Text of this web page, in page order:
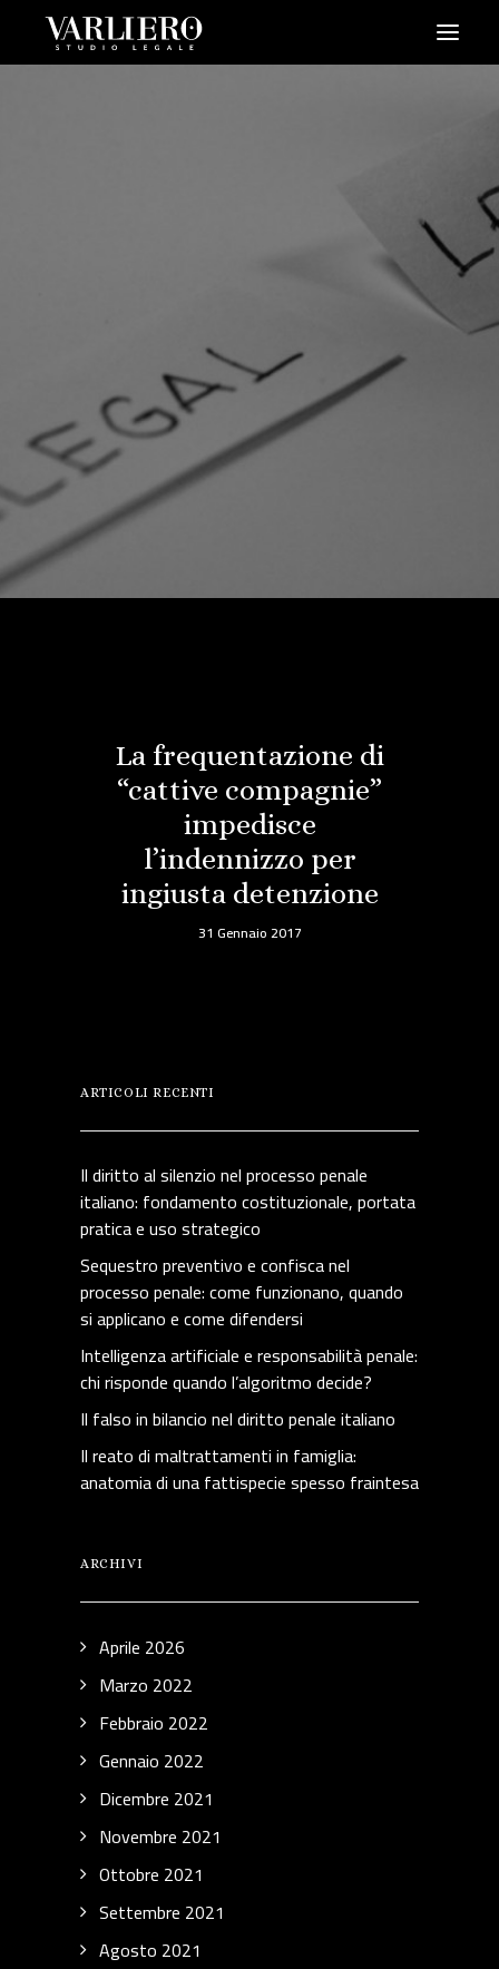
PRENDI UN APPUNTAMENTO
La frequentazione di
“cattive compagnie”
impedisce
l’indennizzo per
ingiusta detenzione
31 Gennaio 2017
ARTICOLI RECENTI
Il diritto al silenzio nel processo penale
italiano: fondamento costituzionale, portata
pratica e uso strategico
Sequestro preventivo e confisca nel
processo penale: come funzionano, quando
si applicano e come difendersi
Intelligenza artificiale e responsabilità penale:
chi risponde quando l’algoritmo decide?
Il falso in bilancio nel diritto penale italiano
Il reato di maltrattamenti in famiglia:
anatomia di una fattispecie spesso fraintesa
ARCHIVI
Aprile 2026
Marzo 2022
Febbraio 2022
Gennaio 2022
Dicembre 2021
Novembre 2021
Ottobre 2021
Settembre 2021
Agosto 2021